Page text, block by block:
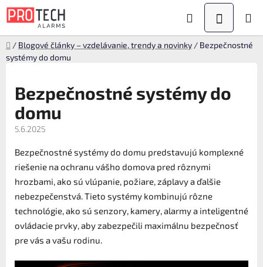
Prejsť
na
Hľadať
KOŠÍK
Domov
/ Blogové články – vzdelávanie, trendy a novinky / Bezpečnostné
systémy do domu
Bezpečnostné systémy do
domu
5.6.2025
Bezpečnostné systémy do domu predstavujú komplexné
riešenie na ochranu vášho domova pred rôznymi
hrozbami, ako sú vlúpanie, požiare, záplavy a ďalšie
nebezpečenstvá. Tieto systémy kombinujú rôzne
technológie, ako sú senzory, kamery, alarmy a inteligentné
ovládacie prvky, aby zabezpečili maximálnu bezpečnosť
pre vás a vašu rodinu.